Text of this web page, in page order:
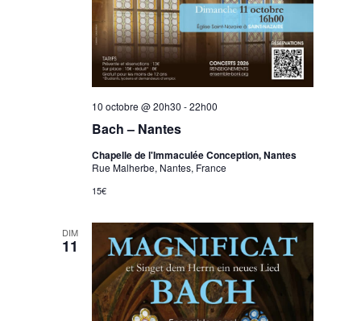
Bach – Nantes
10 octobre @ 20h30 -22h00
Chapelle de l'Immaculée Conception, Nantes
Rue Malherbe, Nantes, France
15€
DIM
11